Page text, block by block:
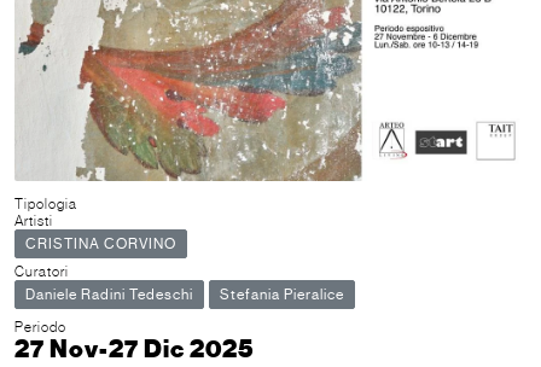
Tipologia
Artisti
CRISTINA CORVINO
Curatori
Daniele Radini Tedeschi
Stefania Pieralice
Periodo
27 Nov-27 Dic 2025